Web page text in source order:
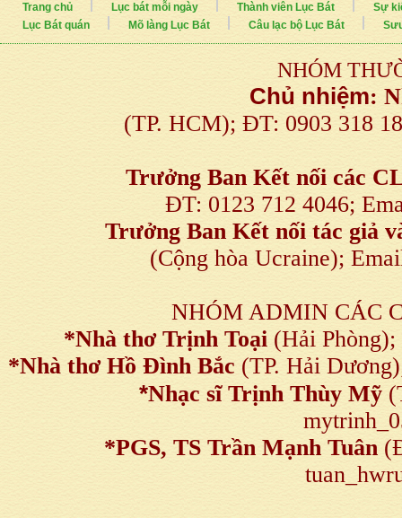
Trang chủ Lục bát mỗi ngày Thành viên Lục Bát
Sự
Lục Bát quán
Mõ làng Lục Bát Câu lạc bộ Lục Bát
NHÓM
Chủ nhiệm:
(TP. HCM); ĐT: 0903 318
Trưởng Ban Kết nối các
ĐT: 0123 712 4046;
Trưởng Ban Kết nối tác giả
(Cộng hòa Ucraine);
NHÓM ADMIN CÁC
*Nhà thơ Trịnh Toại (Hải
*Nhà thơ Hồ Đình Bắc (TP. Hải
*Nhạc sĩ Trịnh Thùy Mỹ
*PGS, TS Trần Mạnh Tuân